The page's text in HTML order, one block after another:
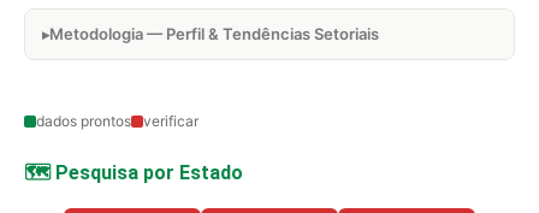
Metodologia — Perfil & Tendências Setoriais
dados prontos verificar
🗺️ Pesquisa por Estado